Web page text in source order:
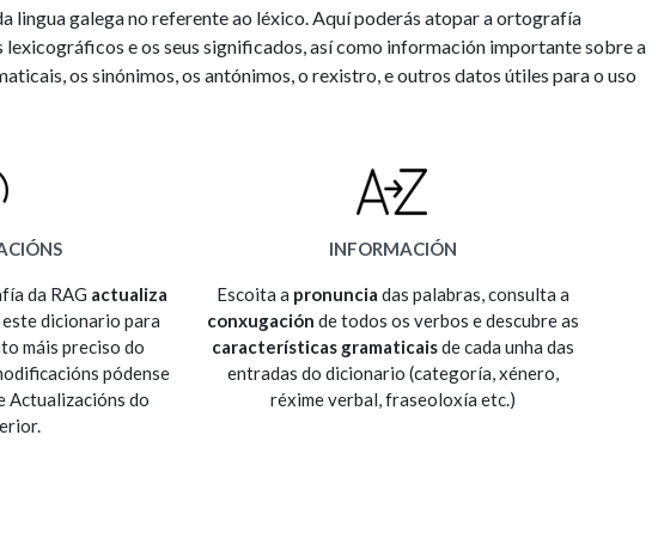
Nos exemplos
Pertence a
lingua galega no referente ao léxico. Aquí poderás atopar a ortografía
e os seus significados, así como información importante sobre a
os sinónimos, os antónimos, o rexistro, e outros datos útiles para o uso
da RAG actualiza
este dicionario para
máis preciso do
pódense
Actualizacións do
INFORMACIÓN
Escoita a pronuncia das palabras, consulta a
conxugación de todos os verbos e descubre as
características gramaticaisde cada unha das
entradas do dicionario (categoría, xénero,
réxime verbal, fraseoloxía etc.)